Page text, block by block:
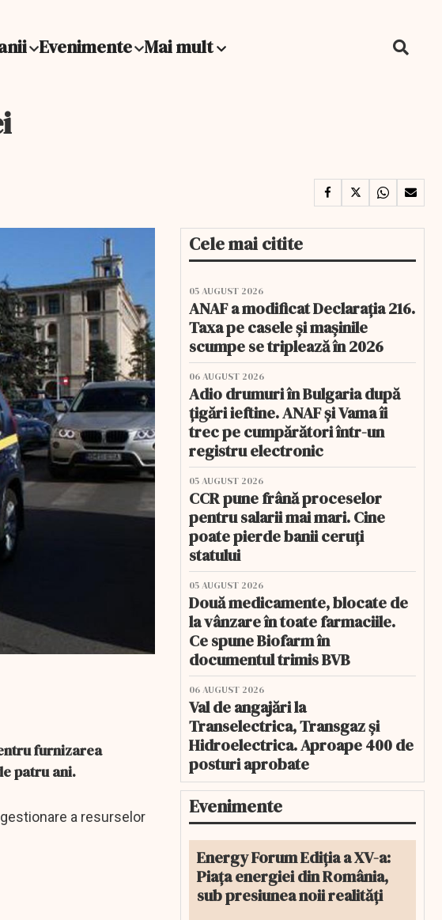
Evenimente Mai mult
furnizarea
patru ani.
a resurselor
Cele mai citite
05 AUGUST 2026
ANAF a modificat Declarația 216.
Taxa pe casele și mașinile
scumpe se triplează în 2026
06 AUGUST 2026
Adio drumuri în Bulgaria după
țigări ieftine. ANAF și Vama îi
trec pe cumpărători într-un
registru electronic
05 AUGUST 2026
CCR pune frână proceselor
pentru salarii mai mari. Cine
poate pierde banii ceruți
statului
05 AUGUST 2026
Două medicamente, blocate de
la vânzare în toate farmaciile.
Ce spune Biofarm în
documentul trimis BVB
06 AUGUST 2026
Val de angajări la
Transelectrica, Transgaz și
Hidroelectrica. Aproape 400 de
posturi aprobate
Evenimente
Energy Forum Ediția a XV-a:
Piața energiei din România,
sub presiunea noii realități